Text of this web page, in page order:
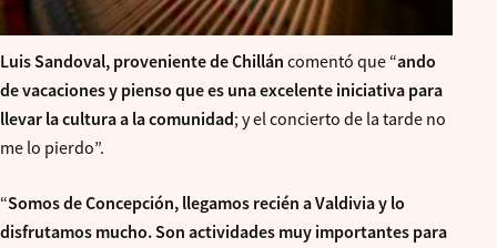
Luis Sandoval, proveniente de Chillán comentó que “ando
de vacaciones y pienso que es una excelente iniciativa para
llevar la cultura a la comunidad; y el concierto de la tarde no
me lo pierdo”.
“Somos de Concepción, llegamos recién a Valdivia y lo
disfrutamos mucho. Son actividades muy importantes para